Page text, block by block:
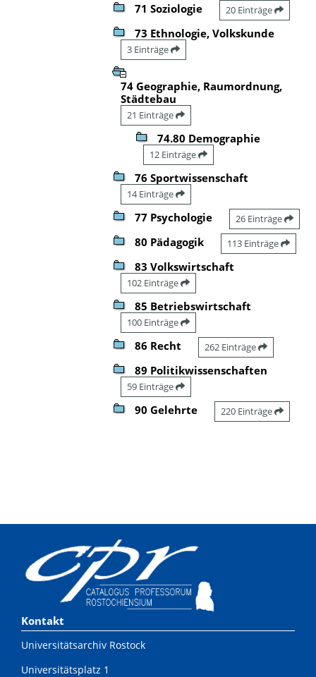
71 Soziologie 20 Einträge
73 Ethnologie, Volkskunde
3 Einträge
74 Geographie, Raumordnung,
Städtebau
21 Einträge
74.80 Demographie
12 Einträge
76 Sportwissenschaft
14 Einträge
77 Psychologie 26 Einträge
80 Pädagogik 113 Einträge
83 Volkswirtschaft
102 Einträge
85 Betriebswirtschaft
100 Einträge
86 Recht 262 Einträge
89 Politikwissenschaften
59 Einträge
90 Gelehrte 220 Einträge
Kontakt
Universitätsarchiv Rostock
Universitätsplatz 1